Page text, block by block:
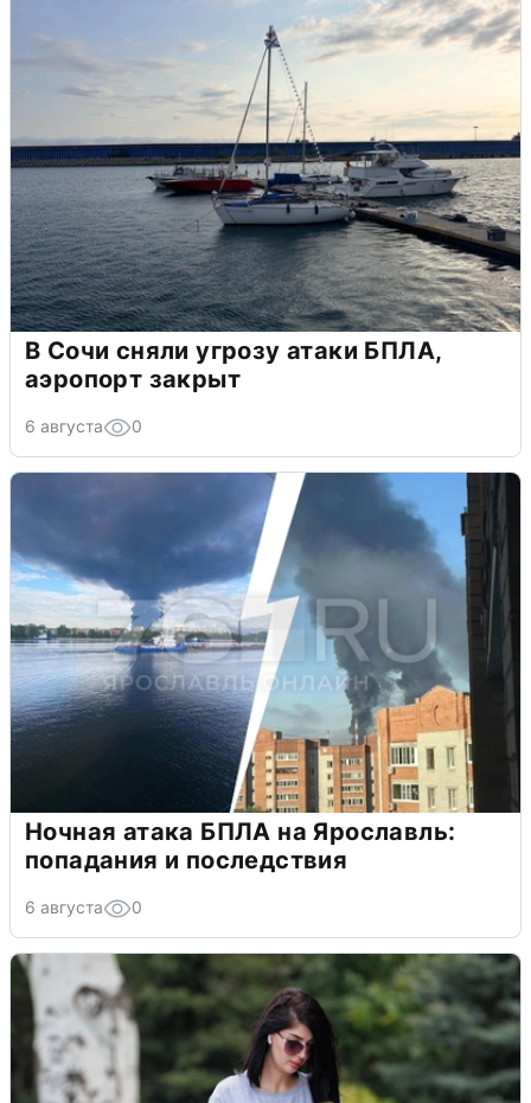
В Сочи сняли угрозу атаки БПЛА,
аэропорт закрыт
6 августа 0
Ночная атака БПЛА на Ярославль:
попадания и последствия
6 августа 0